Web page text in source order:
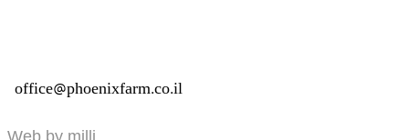
office@phoenixfarm.co.il